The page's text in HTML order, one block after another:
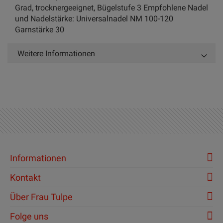
Grad, trocknergeeignet, Bügelstufe 3 Empfohlene Nadel
und Nadelstärke: Universalnadel NM 100-120
Garnstärke 30
Weitere Informationen
Informationen
Kontakt
Über Frau Tulpe
Folge uns